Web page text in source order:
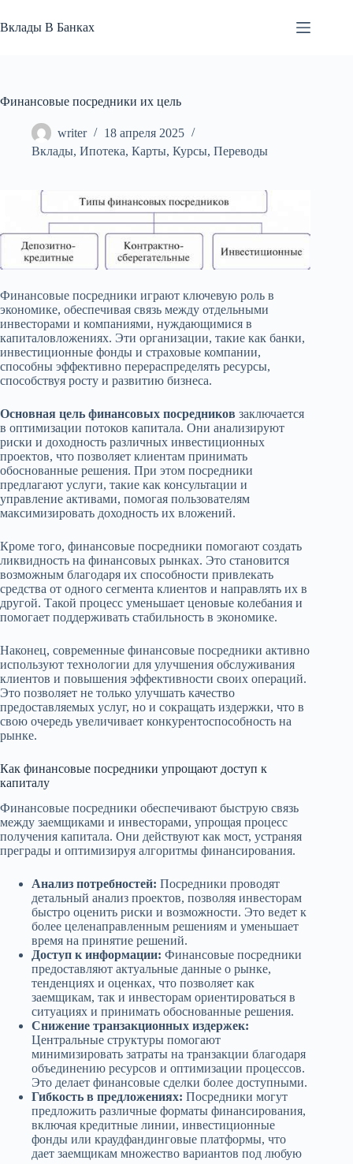
к
сути
Вклады В Банках
Финансовые посредники их цель
writer
18 апреля 2025
Вклады, Ипотека, Карты, Курсы, Переводы
Финансовые посредники играют ключевую роль в
экономике, обеспечивая связь между отдельными
инвесторами и компаниями, нуждающимися в
капиталовложениях. Эти организации, такие как банки,
инвестиционные фонды и страховые компании,
способны эффективно перераспределять ресурсы,
способствуя росту и развитию бизнеса.
Основная цель финансовых посредников заключается
в оптимизации потоков капитала. Они анализируют
риски и доходность различных инвестиционных
проектов, что позволяет клиентам принимать
обоснованные решения. При этом посредники
предлагают услуги, такие как консультации и
управление активами, помогая пользователям
максимизировать доходность их вложений.
Кроме того, финансовые посредники помогают создать
ликвидность на финансовых рынках. Это становится
возможным благодаря их способности привлекать
средства от одного сегмента клиентов и направлять их в
другой. Такой процесс уменьшает ценовые колебания и
помогает поддерживать стабильность в экономике.
Наконец, современные финансовые посредники активно
используют технологии для улучшения обслуживания
клиентов и повышения эффективности своих операций.
Это позволяет не только улучшать качество
предоставляемых услуг, но и сокращать издержки, что в
свою очередь увеличивает конкурентоспособность на
рынке.
Как финансовые посредники упрощают доступ к
капиталу
Финансовые посредники обеспечивают быструю связь
между заемщиками и инвесторами, упрощая процесс
получения капитала. Они действуют как мост, устраняя
преграды и оптимизируя алгоритмы финансирования.
Анализ потребностей: Посредники проводят
детальный анализ проектов, позволяя инвесторам
быстро оценить риски и возможности. Это ведет к
более целенаправленным решениям и уменьшает
время на принятие решений.
Доступ к информации: Финансовые посредники
предоставляют актуальные данные о рынке,
тенденциях и оценках, что позволяет как
заемщикам, так и инвесторам ориентироваться в
ситуациях и принимать обоснованные решения.
Снижение транзакционных издержек:
Центральные структуры помогают
минимизировать затраты на транзакции благодаря
объединению ресурсов и оптимизации процессов.
Это делает финансовые сделки более доступными.
Гибкость в предложениях: Посредники могут
предложить различные форматы финансирования,
включая кредитные линии, инвестиционные
фонды или краудфандинговые платформы, что
дает заемщикам множество вариантов под любую